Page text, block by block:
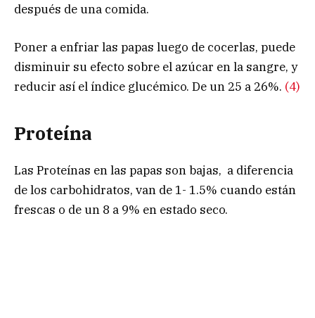
después de una comida.
Poner a enfriar las papas luego de cocerlas, puede
disminuir su efecto sobre el azúcar en la sangre, y
reducir así el índice glucémico. De un 25 a 26%. (4)
Proteína
Las Proteínas en las papas son bajas, a diferencia
de los carbohidratos, van de 1- 1.5% cuando están
frescas o de un 8 a 9% en estado seco.